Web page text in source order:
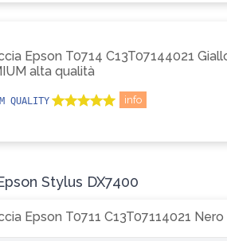
Epson T0714 C13T07144021
alta qualità
QUALITY info
Stylus DX7400
Epson T0711 C13T07114021